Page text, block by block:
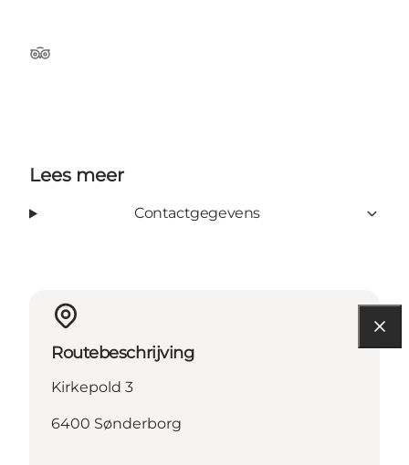
Tripadvisor
Lees meer
Contactgegevens
Routebeschrijving
Kirkepold 3
6400 Sønderborg